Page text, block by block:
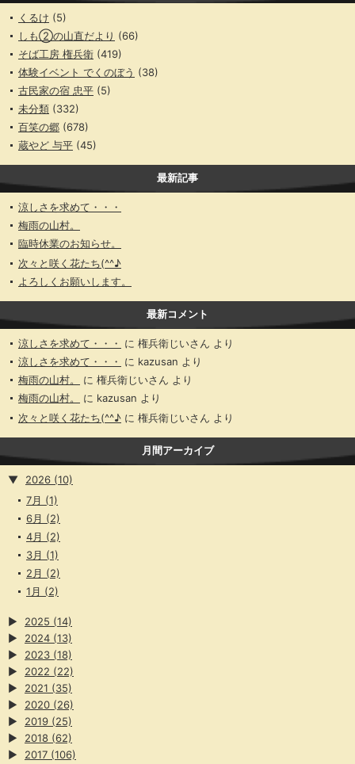
くるけ (5)
しも②の山直だより (66)
そば工房 権兵衛 (419)
体験イベント でくのぼう (38)
古民家の宿 忠平 (5)
未分類 (332)
百笑の郷 (678)
蔵やど 与平 (45)
最新記事
涼しさを求めて・・・
梅雨の山村。
臨時休業のお知らせ。
次々と咲く花たち(^^♪
よろしくお願いします。
最新コメント
涼しさを求めて・・・ に 権兵衛じいさん より
涼しさを求めて・・・
に kazusan より
梅雨の山村。
に 権兵衛じいさん より
梅雨の山村。
に kazusan より
次々と咲く花たち(^^♪ に 権兵衛じいさん より
月間アーカイブ
▼ 2026 (10)
7月 (1)
6月 (2)
4月 (2)
3月 (1)
2月 (2)
1月 (2)
▶ 2025 (14)
▶
2024 (13)
▶
2023 (18)
▶
2022 (22)
▶
2021 (35)
▶
2020 (26)
▶
2019 (25)
▶
2018 (62)
▶
2017 (106)